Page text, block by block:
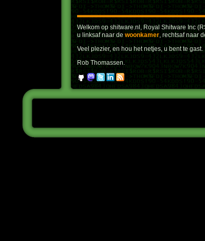
Welkom op shitware.nl, Royal Shitware Inc
u linksaf naar dewoonkamer, rechtsaf naar
Veel plezier, en hou het netjes, u bent te gast.
Rob Thomassen.